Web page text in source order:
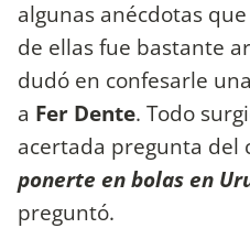
algunas anécdotas
de ellas fue bastante
dudó en confesarle
a Fer Dente. Todo
acertada pregunta del
ponerte en bolas en
preguntó.